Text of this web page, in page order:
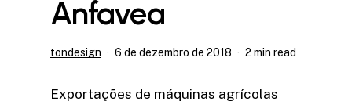
Anfavea
tondesign 6 de dezembro de 2018 2 min read
Exportações de máquinas agrícolas